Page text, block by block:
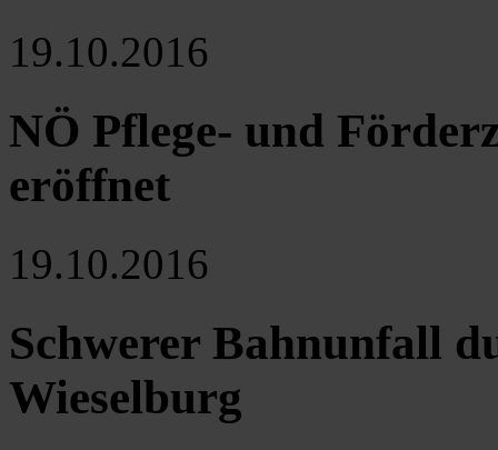
19.10.2016
NÖ Pflege- und
eröffnet
19.10.2016
Schwerer Bahnunfall
Wieselburg